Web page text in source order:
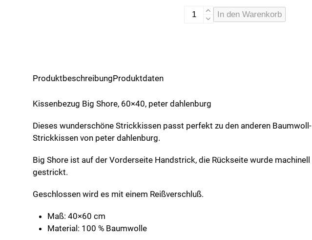
KissenbezugIn den Warenkorb
ProduktbeschreibungProduktdaten
Kissenbezug Big Shore, 60×40, peter dahlenburg
Dieses wunderschöne Strickkissen passt perfekt zu den anderen Baumwoll-
Strickkissen von peter dahlenburg.
Big Shore ist auf der Vorderseite Handstrick, die Rückseite wurde machinell
gestrickt.
Geschlossen wird es mit einem Reißverschluß.
Maß: 40×60 cm
Material: 100 % Baumwolle